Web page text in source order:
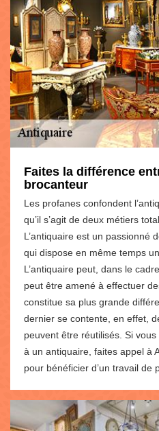
Faites la différence
brocanteur
Les profanes confondent
qu’il s’agit de deux métiers
L’antiquaire est un passionné
qui dispose en même temps
L’antiquaire peut, dans le
peut être amené à effectuer
constitue sa plus grande
dernier se contente, en effet,
peuvent être réutilisés. Si
à un antiquaire, faites appel à
pour bénéficier d’un travail de